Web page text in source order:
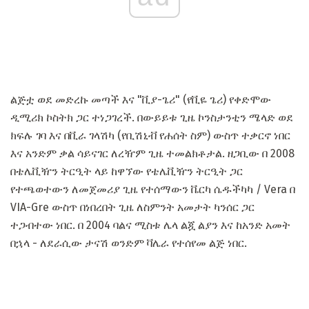
ልጅቷ ወደ መድረኩ መጣች እና "ቪያ-ጌሪ" (የቪዬ ጌሪ) የቀድሞው
ዲሚሪክ ኮስትክ ጋር ተነጋገረች. በውይይቱ ጊዜ ኮንስታንቲን ሜላድ ወደ
ክፍሉ ገባ እና በቪራ ገላሽካ (የቢሽኒቭ የሐሰት ስም) ውስጥ ተቃርኖ ነበር
እና አንድም ቃል ሳይናገር ለረዥም ጊዜ ተመልክቶታል. ዘጋቢው በ 2008
በቴሌቪዥን ትርዒት ​​ላይ ከዋኘው የቴሌቪዥን ትርዒት ​​ጋር
የተጫወተውን ለመጀመሪያ ጊዜ የተሰማውን ቬርካ ሴዱችካካ / Vera በ
VIA-Gre ውስጥ በነበረበት ጊዜ ለስምንት አመታት ካንሰር ጋር
ተጋብተው ነበር. በ 2004 ባልና ሚስቱ ሌላ ልጇ ልያን እና ከአንድ አመት
በኋላ - ለደራሲው ታናሽ ወንድም ቫሌራ የተሰየመ ልጅ ነበር.